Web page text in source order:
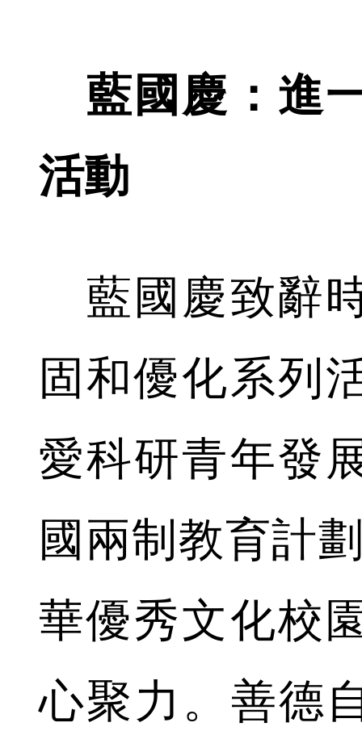
藍國慶：進
活動
藍國慶致辭
固和優化系列
愛科研青年發
國兩制教育計
華優秀文化校
心聚力。善德